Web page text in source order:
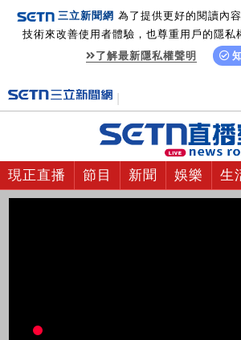
三立新聞網 為了提供更好的閱讀內
技術來改善使用者體驗，也尊重用戶的隱私
了解最新隱私權聲明
現正直播 節目 新聞 娛樂 生